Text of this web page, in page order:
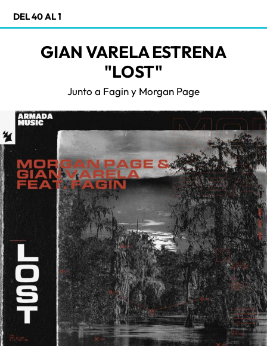
DEL 40 AL 1
GIAN VARELA ESTRENA
"LOST"
Junto a Fagin y Morgan Page